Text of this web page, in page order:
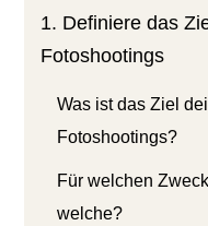
1. Definiere das
Fotoshootings
Was ist das Ziel
Fotoshootings?
Für welchen
welche?